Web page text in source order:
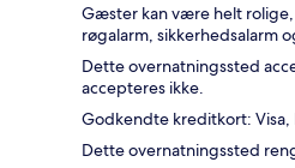
Gæster kan være helt
røgalarm, sikkerhedsalarm
Dette overnatningssted
accepteres ikke.
Godkendte kreditkort:
Dette overnatningssted